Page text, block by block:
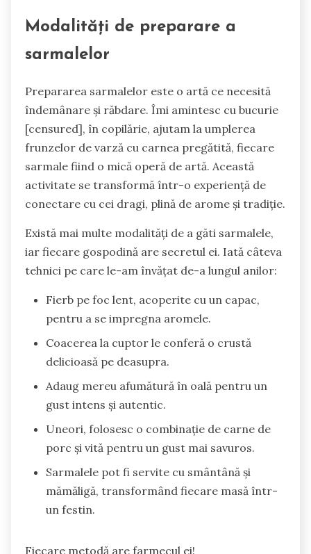
Modalități de preparare a
sarmalelor
Prepararea sarmalelor este o artă ce necesită
îndemânare și răbdare. Îmi amintesc cu bucurie
[censured], în copilărie, ajutam la umplerea
frunzelor de varză cu carnea pregătită, fiecare
sarmale fiind o mică operă de artă. Această
activitate se transformă într-o experiență de
conectare cu cei dragi, plină de arome și tradiție.
Există mai multe modalități de a găti sarmalele,
iar fiecare gospodină are secretul ei. Iată câteva
tehnici pe care le-am învățat de-a lungul anilor:
Fierb pe foc lent, acoperite cu un capac,
pentru a se impregna aromele.
Coacerea la cuptor le conferă o crustă
delicioasă pe deasupra.
Adaug mereu afumătură în oală pentru un
gust intens și autentic.
Uneori, folosesc o combinație de carne de
porc și vită pentru un gust mai savuros.
Sarmalele pot fi servite cu smântână și
mămăligă, transformând fiecare masă într-
un festin.
Fiecare metodă are farmecul ei!